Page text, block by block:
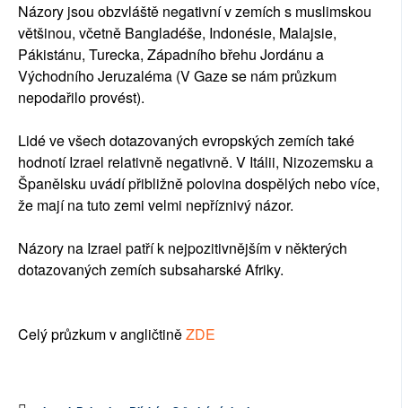
Názory jsou obzvláště negativní v zemích s muslimskou
většinou, včetně Bangladéše, Indonésie, Malajsie,
Pákistánu, Turecka, Západního břehu Jordánu a
Východního Jeruzaléma (V Gaze se nám průzkum
nepodařilo provést).
Lidé ve všech dotazovaných evropských zemích také
hodnotí Izrael relativně negativně. V Itálii, Nizozemsku a
Španělsku uvádí přibližně polovina dospělých nebo více,
že mají na tuto zemi velmi nepříznivý názor.
Názory na Izrael patří k nejpozitivnějším v některých
dotazovaných zemích subsaharské Afriky.
Celý průzkum v angličtiněZDE